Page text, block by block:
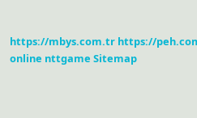
https://mbys.com.tr https://
online nttgame Sitemap